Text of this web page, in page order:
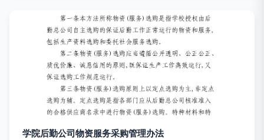
学院后勤公司物资服务采购管理办法